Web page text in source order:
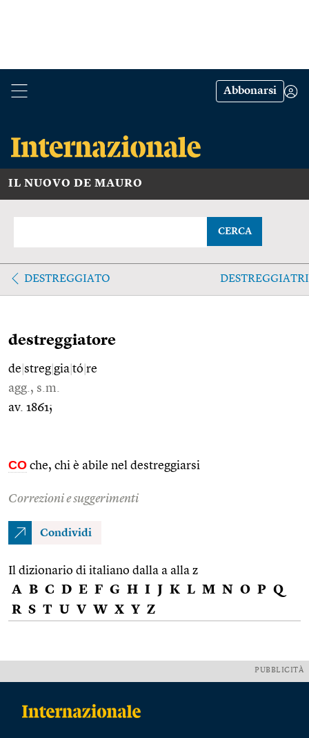
Abbonarsi
IL NUOVO DE MAURO
CERCA
DESTREGGIATO
destreggiatore
de streg gia tó re
agg., s.m.
av. 1861;
CO che, chi è abile nel destreggiarsi
Correzioni e suggerimenti
Condividi
Il dizionario di italiano dalla a alla z
A B C D E F G H I J K L M N O P Q
R S T U V W X Y Z
PUBBLICITÀ